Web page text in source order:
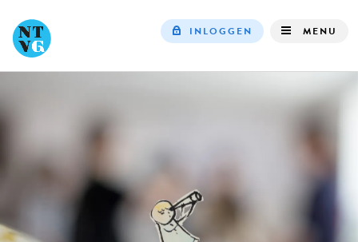
navigation
INLOGGEN MENU